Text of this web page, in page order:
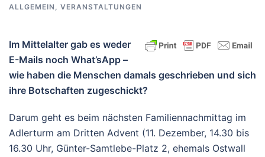
ALLGEMEIN , VERANSTALTUNGEN
Im Mittelalter gab es weder
E-Mails noch What’sApp –
wie haben die Menschen damals geschrieben und sich
ihre Botschaften zugeschickt?
Darum geht es beim nächsten Familiennachmittag im
Adlerturm am Dritten Advent (11. Dezember, 14.30 bis
16.30 Uhr, Günter-Samtlebe-Platz 2, ehemals Ostwall